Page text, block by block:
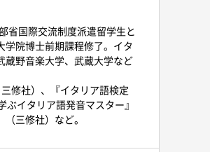
省国際交流制度派遣留学生と
学院博士前期課程修了。イタ
蔵野音楽大学、武蔵大学など
修社）、『イタリア語検定
イタリア語発音マスター』
三修社）など。